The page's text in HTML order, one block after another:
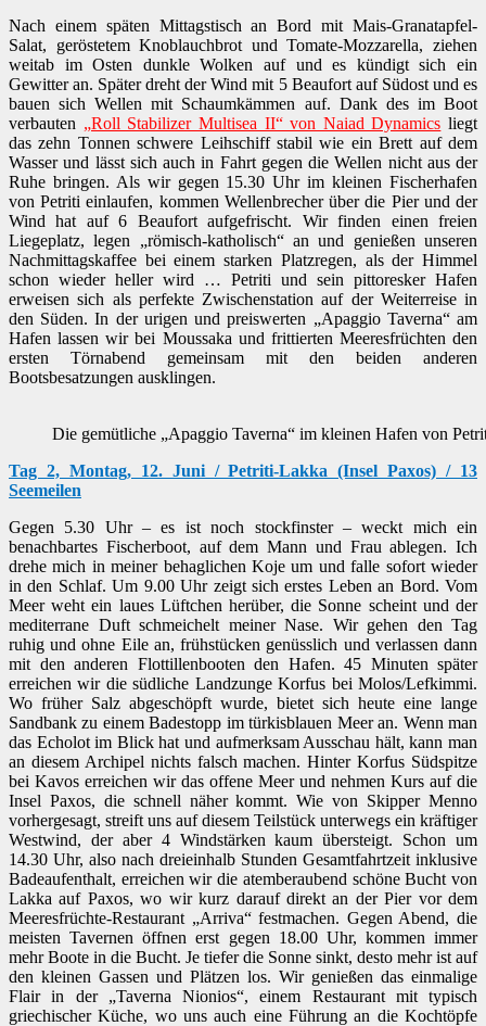
Nach einem späten Mittagstisch an Bord mit Mais-Granatapfel-
Salat, geröstetem Knoblauchbrot und Tomate-Mozzarella, ziehen
weitab im Osten dunkle Wolken auf und es kündigt sich ein
Gewitter an. Später dreht der Wind mit 5 Beaufort auf Südost und es
bauen sich Wellen mit Schaumkämmen auf. Dank des im Boot
verbauten „Roll Stabilizer Multisea II“ von Naiad Dynamics liegt
das zehn Tonnen schwere Leihschiff stabil wie ein Brett auf dem
Wasser und lässt sich auch in Fahrt gegen die Wellen nicht aus der
Ruhe bringen. Als wir gegen 15.30 Uhr im kleinen Fischerhafen
von Petriti einlaufen, kommen Wellenbrecher über die Pier und der
Wind hat auf 6 Beaufort aufgefrischt. Wir finden einen freien
Liegeplatz, legen „römisch-katholisch“ an und genießen unseren
Nachmittagskaffee bei einem starken Platzregen, als der Himmel
schon wieder heller wird … Petriti und sein pittoresker Hafen
erweisen sich als perfekte Zwischenstation auf der Weiterreise in
den Süden. In der urigen und preiswerten „Apaggio Taverna“ am
Hafen lassen wir bei Moussaka und frittierten Meeresfrüchten den
ersten Törnabend gemeinsam mit den beiden anderen
Bootsbesatzungen ausklingen.
Die gemütliche „Apaggio Taverna“ im kleinen Hafen von
Tag 2, Montag, 12. Juni / Petriti-Lakka (Insel Paxos) / 13
Seemeilen
Gegen 5.30 Uhr – es ist noch stockfinster – weckt mich ein
benachbartes Fischerboot, auf dem Mann und Frau ablegen. Ich
drehe mich in meiner behaglichen Koje um und falle sofort wieder
in den Schlaf. Um 9.00 Uhr zeigt sich erstes Leben an Bord. Vom
Meer weht ein laues Lüftchen herüber, die Sonne scheint und der
mediterrane Duft schmeichelt meiner Nase. Wir gehen den Tag
ruhig und ohne Eile an, frühstücken genüsslich und verlassen dann
mit den anderen Flottillenbooten den Hafen. 45 Minuten später
erreichen wir die südliche Landzunge Korfus bei Molos/Lefkimmi.
Wo früher Salz abgeschöpft wurde, bietet sich heute eine lange
Sandbank zu einem Badestopp im türkisblauen Meer an. Wenn man
das Echolot im Blick hat und aufmerksam Ausschau hält, kann man
an diesem Archipel nichts falsch machen. Hinter Korfus Südspitze
bei Kavos erreichen wir das offene Meer und nehmen Kurs auf die
Insel Paxos, die schnell näher kommt. Wie von Skipper Menno
vorhergesagt, streift uns auf diesem Teilstück unterwegs ein kräftiger
Westwind, der aber 4 Windstärken kaum übersteigt. Schon um
14.30 Uhr, also nach dreieinhalb Stunden Gesamtfahrtzeit inklusive
Badeaufenthalt, erreichen wir die atemberaubend schöne Bucht von
Lakka auf Paxos, wo wir kurz darauf direkt an der Pier vor dem
Meeresfrüchte-Restaurant „Arriva“ festmachen. Gegen Abend, die
meisten Tavernen öffnen erst gegen 18.00 Uhr, kommen immer
mehr Boote in die Bucht. Je tiefer die Sonne sinkt, desto mehr ist auf
den kleinen Gassen und Plätzen los. Wir genießen das einmalige
Flair in der „Taverna Nionios“, einem Restaurant mit typisch
griechischer Küche, wo uns auch eine Führung an die Kochtöpfe